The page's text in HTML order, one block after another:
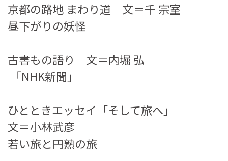
京都の路地 まわり道 文＝千 宗室
昼下がりの妖怪
古書もの語り 文＝内堀 弘
「NHK新聞」
ひとときエッセイ「そして旅へ」
文＝小林武彦
若い旅と円熟の旅